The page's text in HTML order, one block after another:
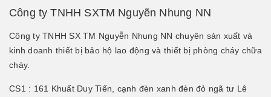
Công ty TNHH SXTM Nguyẽn Nhung NN
Công ty TNHH SX TM Nguyễn Nhung NN chuyên sản xuất và
kinh doanh thiết bị bảo hộ lao động và thiết bị phòng cháy chữa
cháy.
CS1 : 161 Khuất Duy Tiến, cạnh đèn xanh đèn đỏ ngã tư Lê